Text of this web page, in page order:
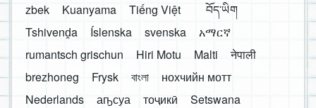
zbek
Kuanyama Tiếng Việt
བོད་ཡིག
Tshivenḓa
Íslenska svenska
አማርኛ
rumantsch grischun
Hiri Motu Malti
नेपाली
brezhoneg
Frysk বাংলা
нохчийн мотт
Nederlands
аҧсуа тоҷикӣ
Setswana